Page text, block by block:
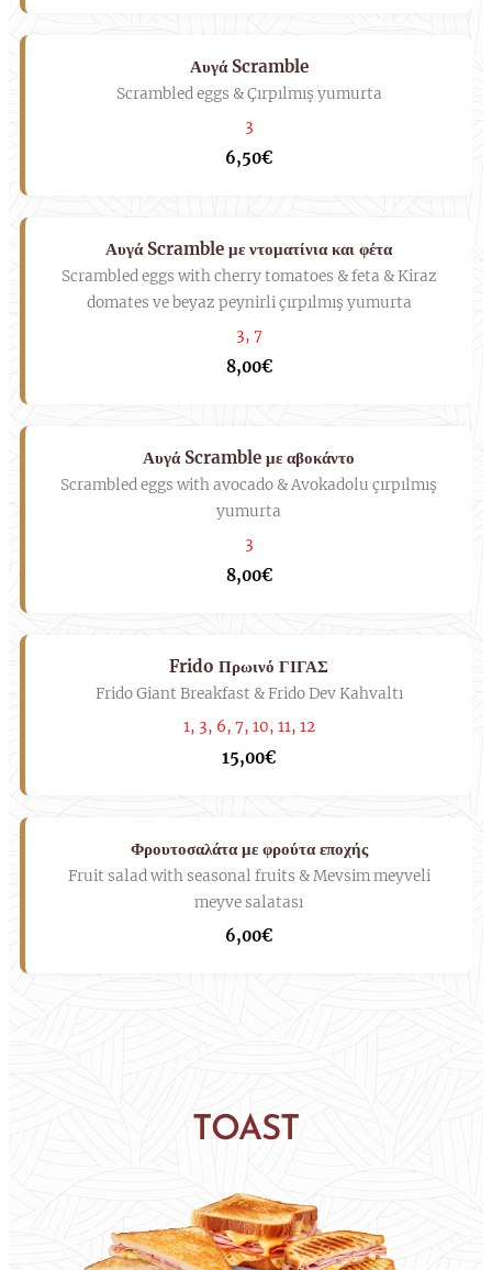
Αυγά Scramble
Scrambled eggs & Çırpılmış yumurta
3
6,50€
Αυγά Scramble με ντοματίνια και φέτα
Scrambled eggs with cherry tomatoes & feta & Kiraz
domates ve beyaz peynirli çırpılmış yumurta
3, 7
8,00€
Αυγά Scramble με αβοκάντο
Scrambled eggs with avocado & Avokadolu çırpılmış
yumurta
3
8,00€
Frido Πρωινό ΓΙΓΑΣ
Frido Giant Breakfast & Frido Dev Kahvaltı
1, 3, 6, 7, 10, 11, 12
15,00€
Φρουτοσαλάτα με φρούτα εποχής
Fruit salad with seasonal fruits & Mevsim meyveli
meyve salatası
6,00€
TOAST